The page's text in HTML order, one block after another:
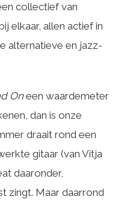
collectief van
elkaar, allen actief in
alternatieve en jazz-
Oneen waardemeter
dan is onze
draait rond een
gitaar (van Vitja
daaronder,
zingt. Maar daarrond